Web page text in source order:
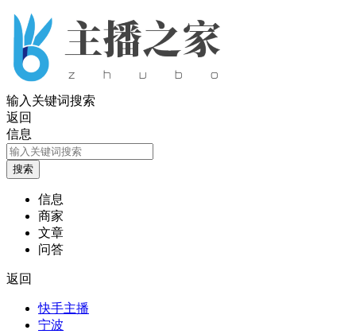
输入关键词搜索
返回
信息
信息
商家
文章
问答
返回
快手主播
宁波